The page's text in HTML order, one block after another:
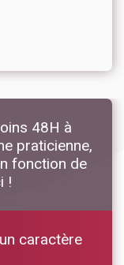
48H à
praticienne,
fonction de
!
caractère